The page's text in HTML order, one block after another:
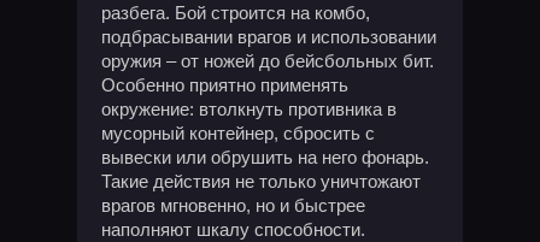
разбега. Бой строится на комбо,
подбрасывании врагов и использовании
оружия – от ножей до бейсбольных бит.
Особенно приятно применять
окружение: втолкнуть противника в
мусорный контейнер, сбросить с
вывески или обрушить на него фонарь.
Такие действия не только уничтожают
врагов мгновенно, но и быстрее
наполняют шкалу способности.